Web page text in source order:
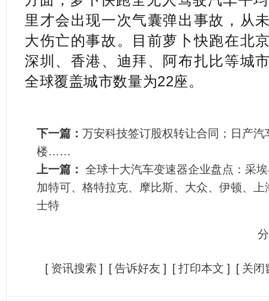
里才会出现一次气囊弹出事故，从
大伤亡的事故。目前萝卜快跑在北
深圳、香港、迪拜、阿布扎比等城
全球覆盖城市数量为22座。
下一篇： 万安科技签订股权转让合同；日产
楼……
上一篇： 全球十大汽车变速器企业盘点：采
加特可、格特拉克、摩比斯、大众、伊顿、
士特
[ 资讯搜索 ] [告诉好友 ] [打印本文 ] [ 关闭